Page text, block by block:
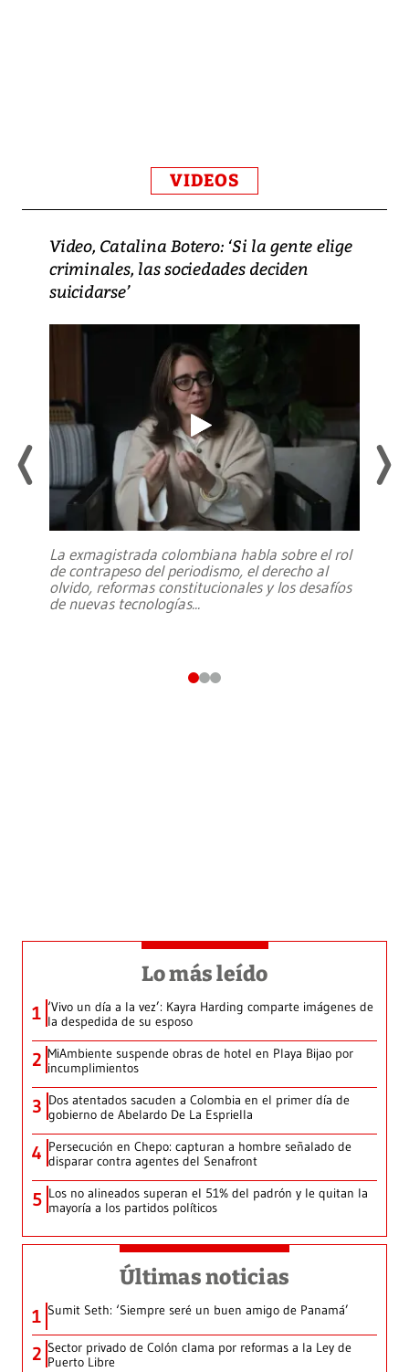
VIDEOS
Video, Catalina Botero: ‘Si la gente elige
criminales, las sociedades deciden
suicidarse’
La exmagistrada colombiana habla sobre el rol
de contrapeso del periodismo, el derecho al
olvido, reformas constitucionales y los desafíos
de nuevas tecnologías...
Lo más leído
1 ‘Vivo un día a la vez’: Kayra Harding comparte imágenes de
la despedida de su esposo
2 MiAmbiente suspende obras de hotel en Playa Bijao por
incumplimientos
3 Dos atentados sacuden a Colombia en el primer día de
gobierno de Abelardo De La Espriella
4 Persecución en Chepo: capturan a hombre señalado de
disparar contra agentes del Senafront
5 Los no alineados superan el 51% del padrón y le quitan la
mayoría a los partidos políticos
Últimas noticias
1 Sumit Seth: ‘Siempre seré un buen amigo de Panamá’
2 Sector privado de Colón clama por reformas a la Ley de
Puerto Libre